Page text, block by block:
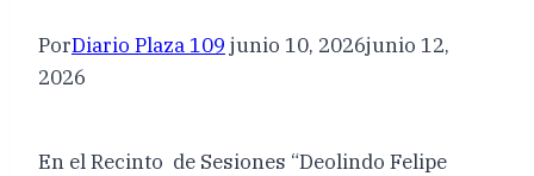
PorDiario Plaza 109 junio 10, 2026junio 12,
2026
En el Recinto de Sesiones “Deolindo Felipe